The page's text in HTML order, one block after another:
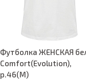
Футболка ЖЕНСКАЯ
Comfort(Evolution),
р.46(M)